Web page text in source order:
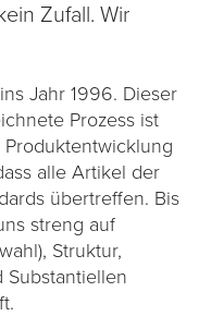
Zufall. Wir
Jahr 1996. Dieser
Prozess ist
alle Artikel der
übertreffen. Bis
streng auf
Struktur,
Substantiellen